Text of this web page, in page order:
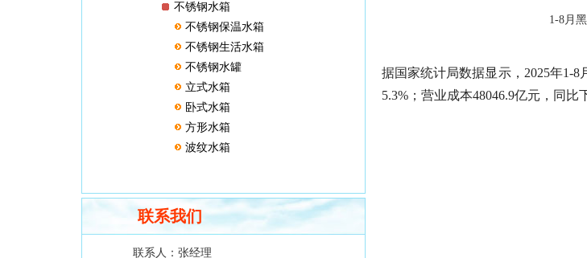
不锈钢水箱
不锈钢保温水箱
不锈钢生活水箱
不锈钢水罐
立式水箱
卧式水箱
方形水箱
波纹水箱
联系我们
联系人： 张经理
1-8月
据国家统计局数据显示，2025年1-
5.3%；营业成本48046.9亿元，同比